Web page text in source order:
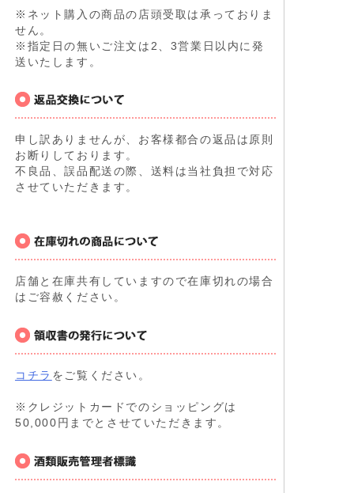
※ネット購入の商品の店頭受取は承っておりま
せん。
※指定日の無いご注文は2、3営業日以内に発
送いたします。
申し訳ありませんが、お客様都合の返品は原則
お断りしております。
不良品、誤品配送の際、送料は当社負担で対応
させていただきます。
店舗と在庫共有していますので在庫切れの場合
はご容赦ください。
コチラ をご覧ください。
※クレジットカードでのショッピングは
50,000円までとさせていただきます。